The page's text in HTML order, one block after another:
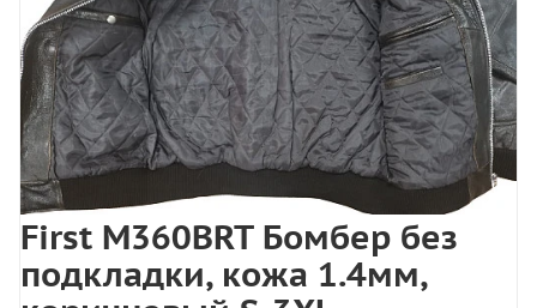
First M360BRT Бомбер без
подкладки, кожа 1.4мм,